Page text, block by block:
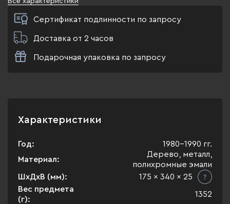
Сертификат подлинности по запросу
Доставка от 2 часов
Подарочная упаковка по запросу
Характеристики
Год:
1980-1990 гг.
Материал:
Дерево, металл,
полихромные эмали
ШхДхВ (мм):
175 x 340 x 25
Вес предмета
(г):
1352